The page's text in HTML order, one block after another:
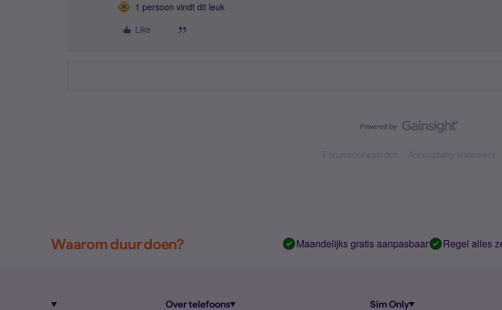
1 persoon vindt dit leuk
Like
Forumvoorwaarden Accessibility statement
Waarom duur doen? Maandelijks gratis aanpasbaar Regel alles
Over telefoons Sim Only